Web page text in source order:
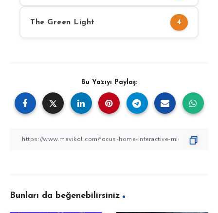
The Green Light 4
Bu Yazıyı Paylaş:
Bunları da beğenebilirsiniz